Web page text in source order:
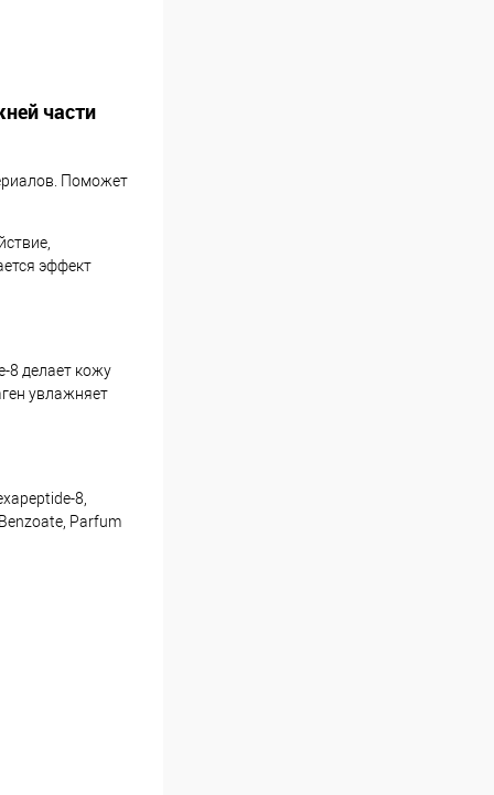
части
Поможет
эффект
8 делает кожу
увлажняет
8,
Parfum